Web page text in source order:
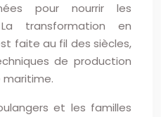
pour nourrir les
transformation en
faite au fil des siècles,
de production
maritime.
et les familles